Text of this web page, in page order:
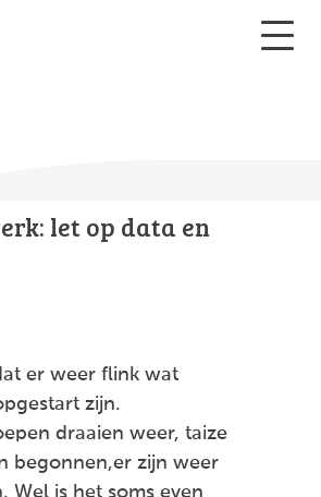
let op data en
er weer flink wat
zijn.
draaien weer, taize
begonnen,er zijn weer
Wel is het soms even